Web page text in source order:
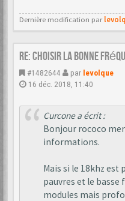
Dernière modification par
Re: choisir la bonne
#1482644 par levolque
16 déc. 2018, 11:40
Curcone a écrit :
Bonjour rococo
informations.
Mais si le 18khz
pauvres et le
modules mais